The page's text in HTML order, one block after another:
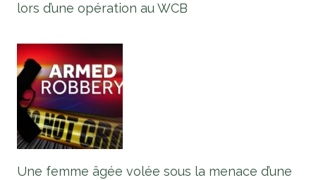
lors d’une opération au WCB
Une femme âgée volée sous la menace d’une